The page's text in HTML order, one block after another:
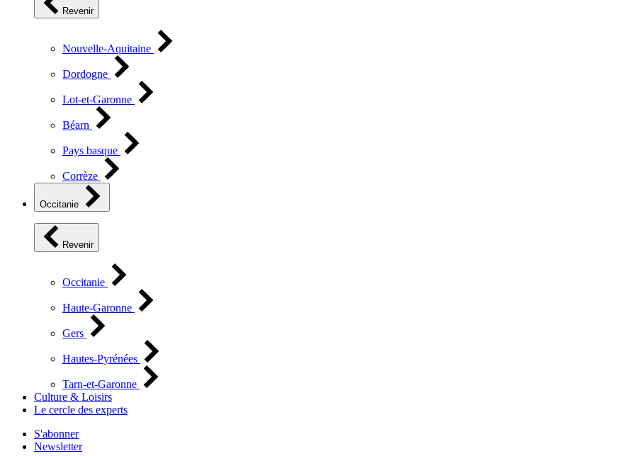
Revenir
Nouvelle-Aquitaine
Dordogne
Lot-et-Garonne
Béarn
Pays basque
Corrèze
Occitanie
Revenir
Occitanie
Haute-Garonne
Gers
Hautes-Pyrénées
Tarn-et-Garonne
Culture & Loisirs
Le cercle des experts
S'abonner
Newsletter